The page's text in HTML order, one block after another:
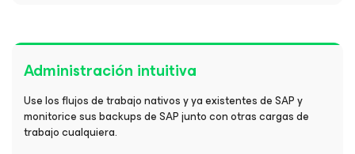
Administración intuitiva
Use los flujos de trabajo nativos y ya existentes de SAP y
monitorice sus backups de SAP junto con otras cargas de
trabajo cualquiera.